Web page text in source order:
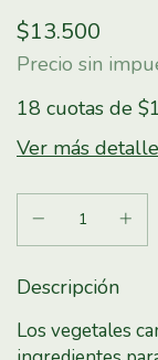
$13.500
Precio sin
18 cuotas de
Ver más
Descripción
Los vegetales